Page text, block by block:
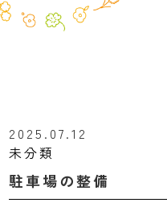
2025.07.12
未分類
駐車場の整備